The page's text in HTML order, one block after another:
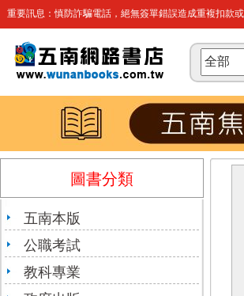
重要訊息：慎防詐騙電話，絕無簽單錯誤造成重複扣款
圖書分類
五南本版
公職考試
教科專業